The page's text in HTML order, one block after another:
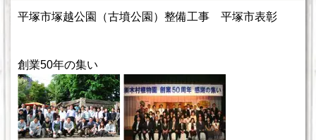
平塚市塚越公園（古墳公園）整備工事 平塚市表彰
創業50年の集い